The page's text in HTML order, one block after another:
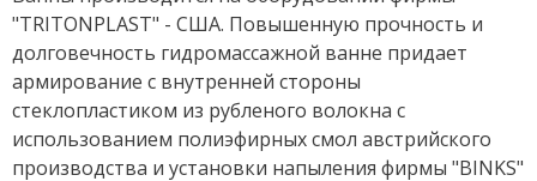
"TRITONPLAST" - США. Повышенную прочность и
долговечность гидромассажной ванне придает
армирование с внутренней стороны
стеклопластиком из рубленого волокна с
использованием полиэфирных смол австрийского
производства и установки напыления фирмы "BINKS"